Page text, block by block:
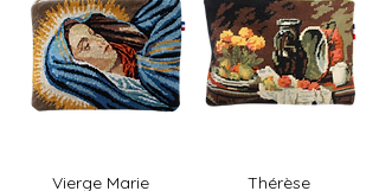
Vierge Marie Thérèse